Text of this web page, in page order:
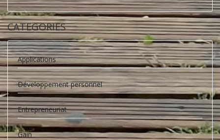
CATEGORIES
Applications
Développement personnel
Entrepreneuriat
Gain